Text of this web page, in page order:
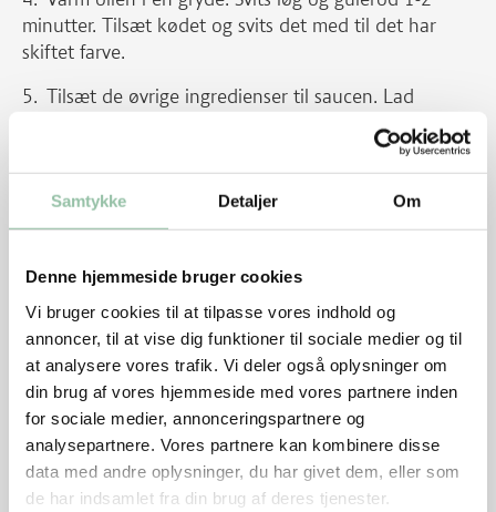
Samtykke Detaljer Om
Denne hjemmeside bruger cookies
Vi bruger cookies til at tilpasse vores indhold og
annoncer, til at vise dig funktioner til sociale medier og til
at analysere vores trafik. Vi deler også oplysninger om
din brug af vores hjemmeside med vores partnere inden
for sociale medier, annonceringspartnere og
analysepartnere. Vores partnere kan kombinere disse
data med andre oplysninger, du har givet dem, eller som
de har indsamlet fra din brug af deres tjenester.
minutter. Tilsæt kødet og svits det med til det har
skiftet farve.
Tilsæt de øvrige ingredienser til saucen. Lad
saucen småkoge ca. 20 minutter uden låg. Smag til.
Tænd ovnen på 200 grader.
Kom hytteost, æg og mælk i en skål og rør det
sammen.
Smør et lasagnefad eller en bradepande (ca. 20 cm
x 30 cm) med olie. Læg plader i bunden Derefter et
lag kødsauce. Så et lag ostesauce. Gentag dette to
gange mere. Slut med ostesauce.
Drys gratineringsost og rasp over.
Stil lasagnen i ovnen i ca. 35 minutter.
Energifordeling